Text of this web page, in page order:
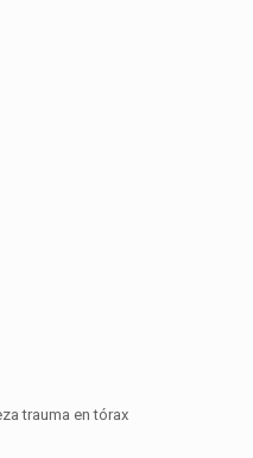
trauma en tórax